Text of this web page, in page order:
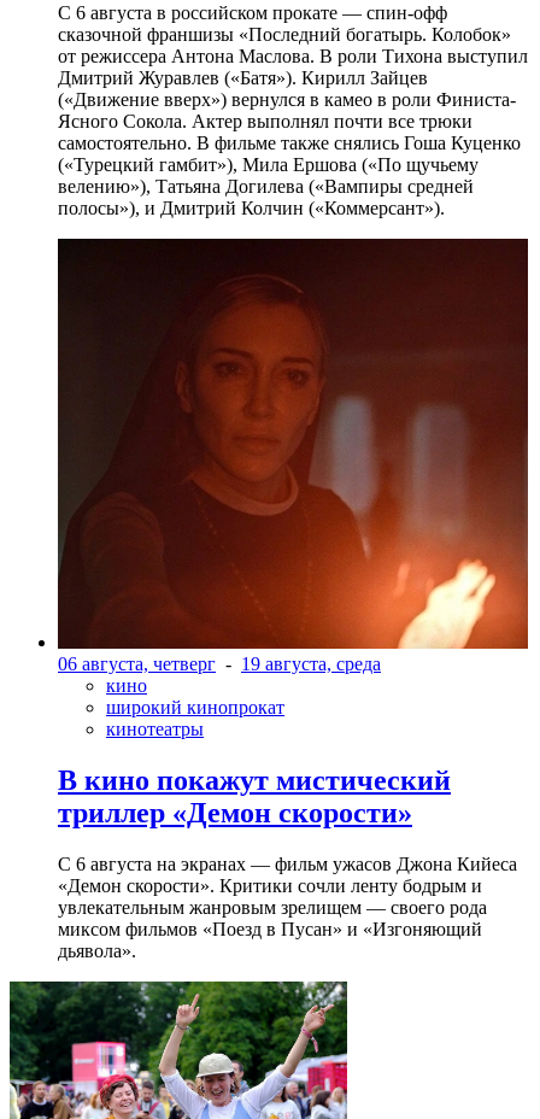
С 6 августа в российском прокате — спин-офф
сказочной франшизы «Последний богатырь. Колобок»
от режиссера Антона Маслова. В роли Тихона выступил
Дмитрий Журавлев («Батя»). Кирилл Зайцев
(«Движение вверх») вернулся в камео в роли Финиста-
Ясного Сокола. Актер выполнял почти все трюки
самостоятельно. В фильме также снялись Гоша Куценко
(«Турецкий гамбит»), Мила Ершова («По щучьему
велению»), Татьяна Догилева («Вампиры средней
полосы»), и Дмитрий Колчин («Коммерсант»).
06 августа, четверг - 19 августа, среда
кино
широкий кинопрокат
кинотеатры
В кино покажут мистический
триллер «Демон скорости»
С 6 августа на экранах — фильм ужасов Джона Кийеса
«Демон скорости». Критики сочли ленту бодрым и
увлекательным жанровым зрелищeм — своего рода
миксом фильмов «Поезд в Пусан» и «Изгоняющий
дьявола».